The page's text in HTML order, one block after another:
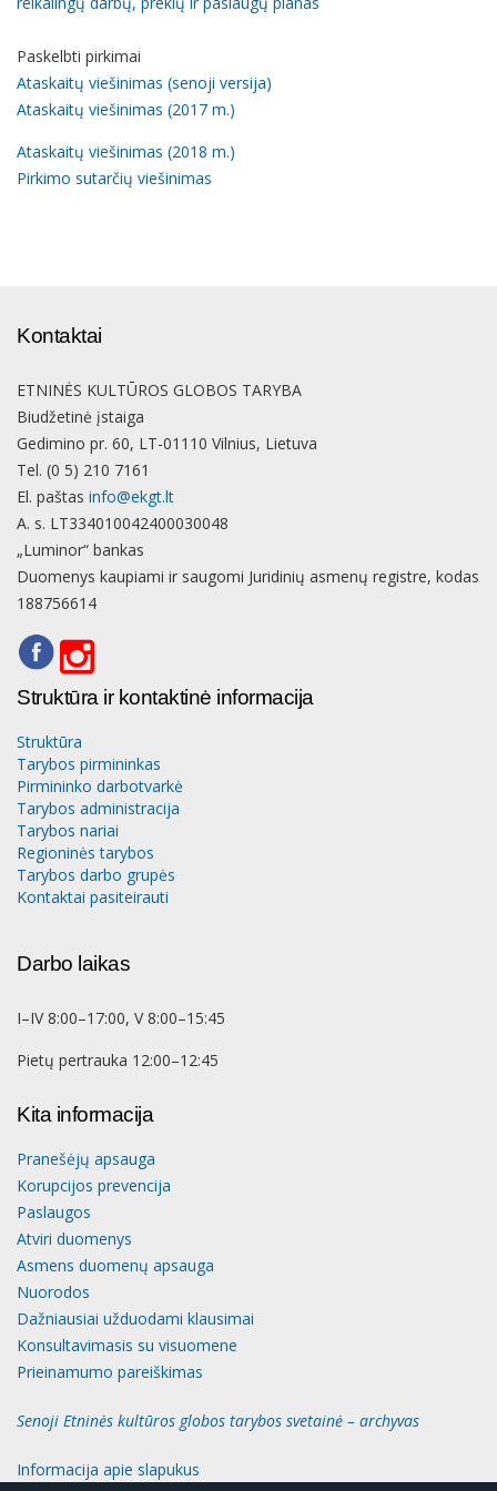
Paskelbti pirkimai
Ataskaitų viešinimas (senoji versija)
Ataskaitų viešinimas (2017 m.)
Ataskaitų viešinimas (2018 m.)
Pirkimo sutarčių viešinimas
Kontaktai
ETNINĖS KULTŪROS GLOBOS TARYBA
Biudžetinė įstaiga
Gedimino pr. 60, LT-01110 Vilnius, Lietuva
Tel. (0 5) 210 7161
El. paštas info@ekgt.lt
A. s. LT334010042400030048
„Luminor“ bankas
Duomenys kaupiami ir saugomi Juridinių asmenų registre, kodas
188756614
Struktūra ir kontaktinė informacija
Struktūra
Tarybos pirmininkas
Pirmininko darbotvarkė
Tarybos administracija
Tarybos nariai
Regioninės tarybos
Tarybos darbo grupės
Kontaktai pasiteirauti
Darbo laikas
I–IV 8:00–17:00, V 8:00–15:45
Pietų pertrauka 12:00–12:45
Kita informacija
Pranešėjų apsauga
Korupcijos prevencija
Paslaugos
Atviri duomenys
Asmens duomenų apsauga
Nuorodos
Dažniausiai užduodami klausimai
Konsultavimasis su visuomene
Prieinamumo pareiškimas
Senoji Etninės kultūros globos tarybos svetainė – archyvas
Informacija apie slapukus